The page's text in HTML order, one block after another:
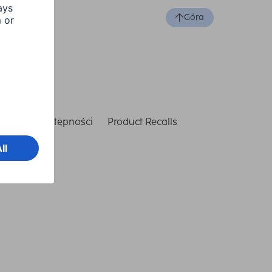
Góra
dostępności Product Recalls